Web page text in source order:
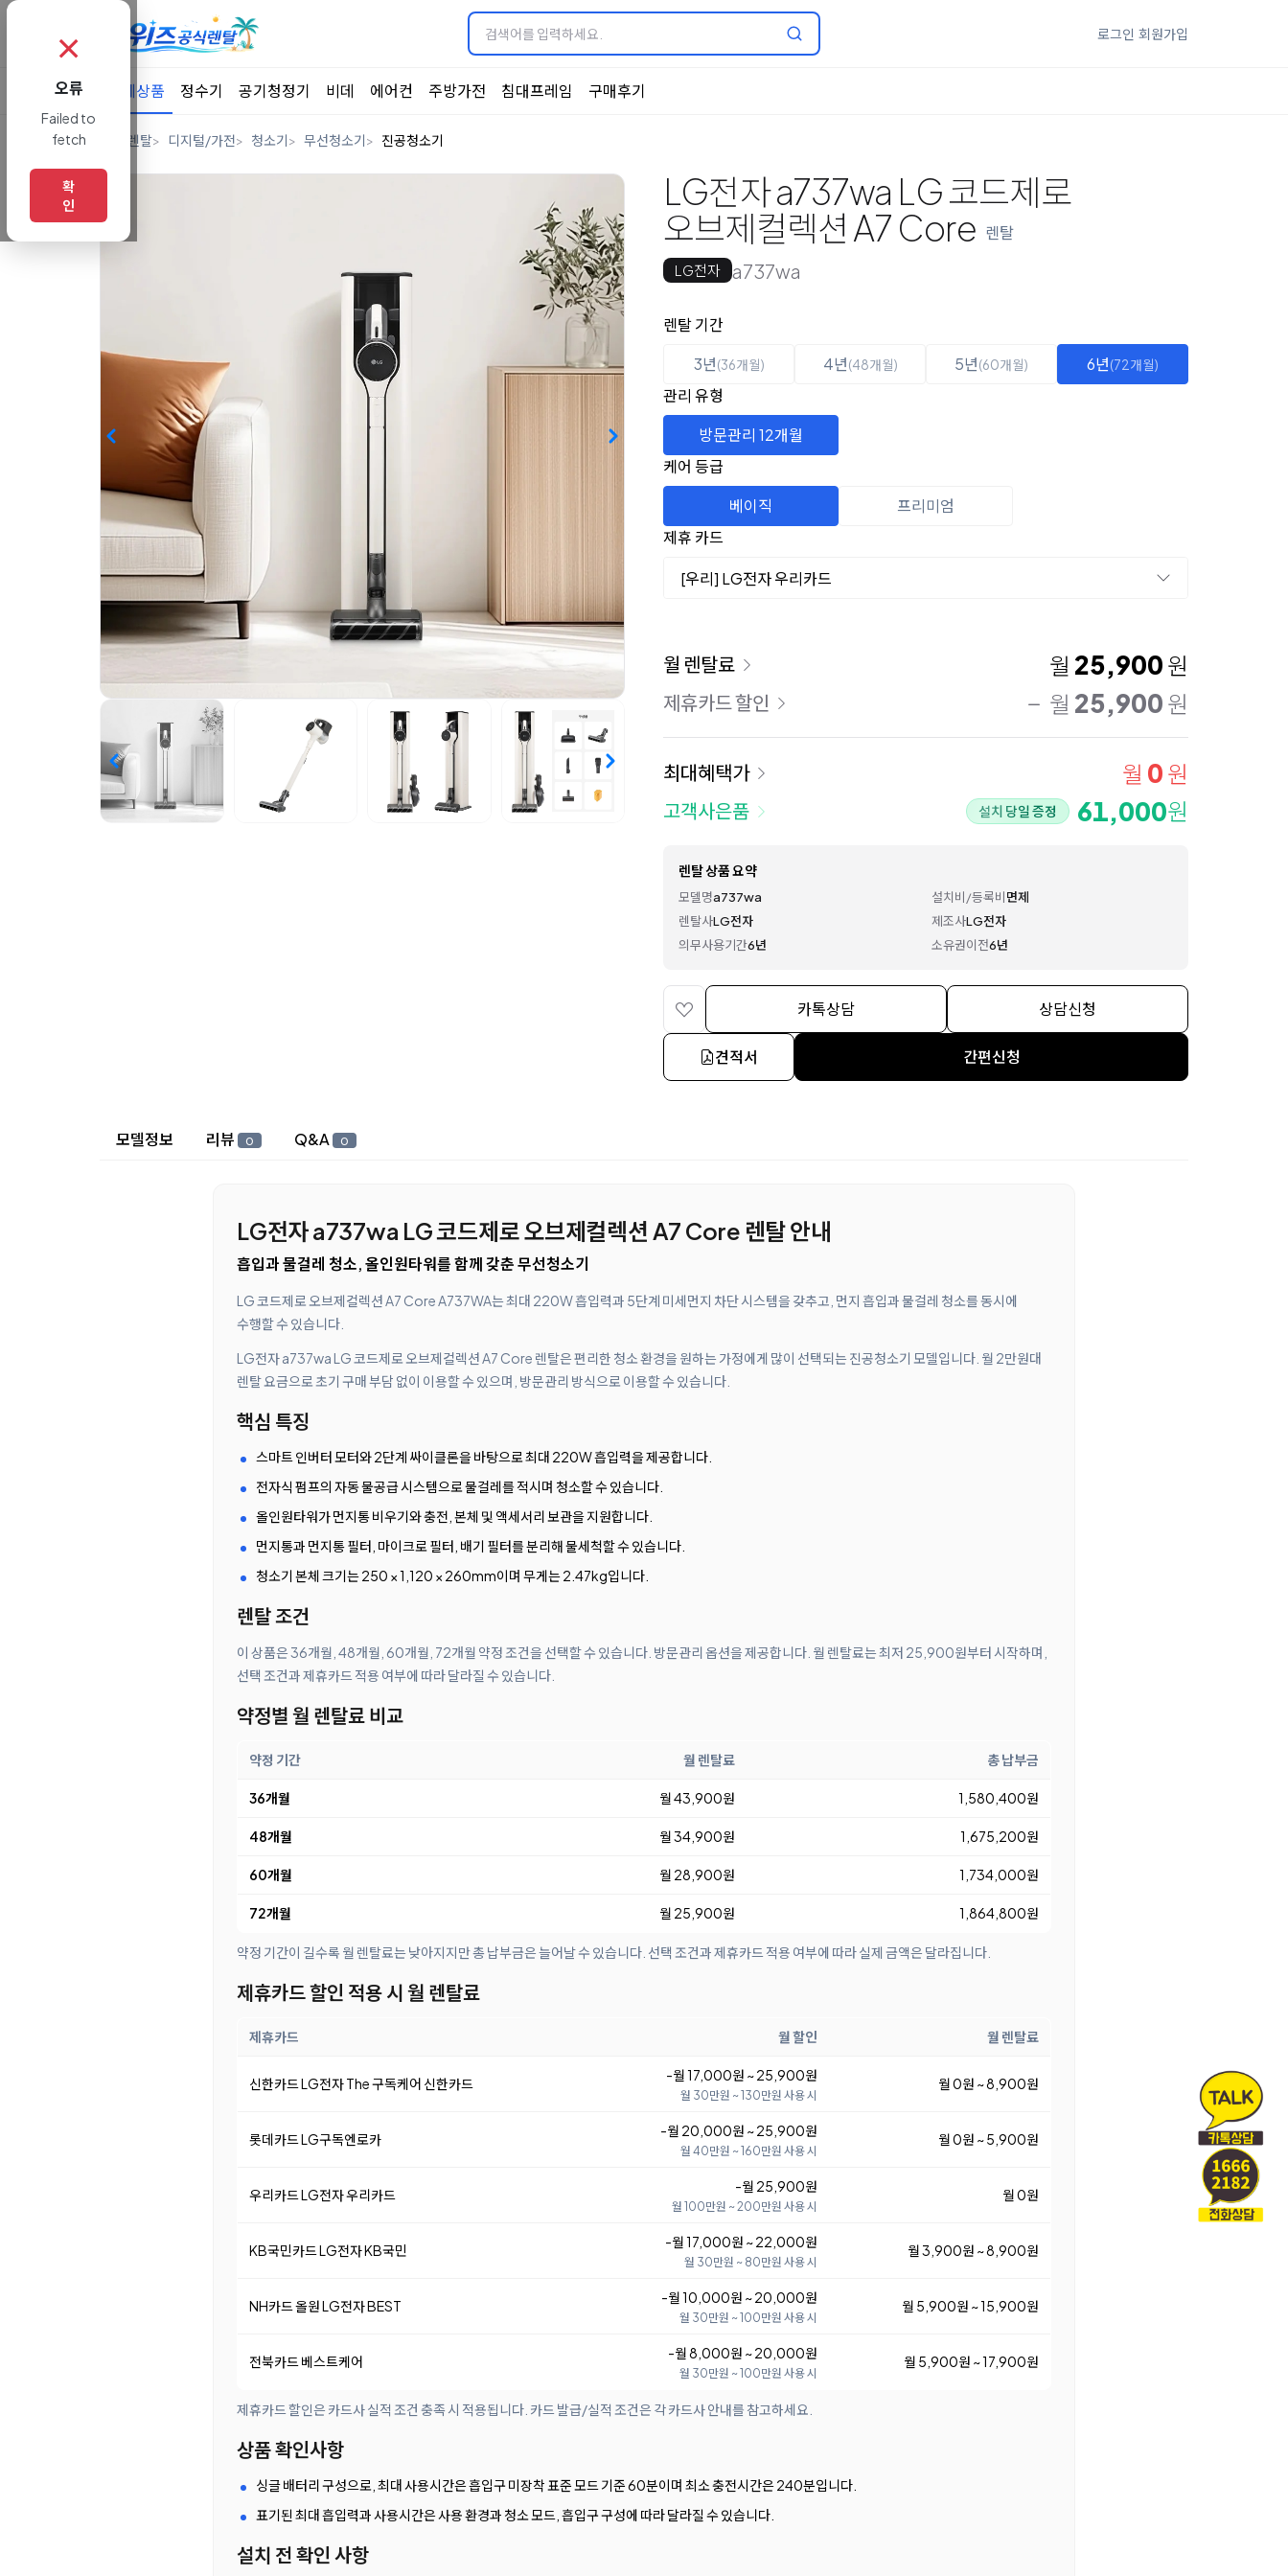
로그인 회원가입
전체상품 정수기 공기청정기 비데 에어컨 주방가전 침대프레임 구매후기
렌탈 디지털/가전 청소기 무선청소기 진공청소기
LG전자 a737wa LG 코드제로
오브제컬렉션 A7 Core 렌탈
LG전자 a737wa
옵션 선택
렌탈 선택
렌탈 기간
3년(36개월) 4년(48개월) 5년(60개월) 6년(72개월)
관리 유형
방문관리 12개월
케어 등급
베이직
프리미엄
제휴 카드
[우리] LG전자 우리카드
이용 요금
월 렌탈료 월 25,900 원
제휴카드 할인 월 25,900 원
최대혜택가 월 0 원
고객사은품 설치 당일 증정 61,000원
렌탈 상품 요약
모델명a737wa 설치비/등록비면제
렌탈사LG전자 제조사LG전자
의무사용기간6년 소유권이전6년
카톡상담 상담신청
견적서 간편신청
상세 정보
모델정보 리뷰 0 Q&A 0
LG전자 a737wa LG 코드제로 오브제컬렉션 A7 Core 렌탈 안내
흡입과 물걸레 청소, 올인원타워를 함께 갖춘 무선청소기
LG 코드제로 오브제컬렉션 A7 Core A737WA는 최대 220W 흡입력과 5단계 미세먼지 차단 시스템을 갖추고, 먼지 흡입과 물걸레 청소를 동시에
수행할 수 있습니다.
LG전자 a737wa LG 코드제로 오브제컬렉션 A7 Core 렌탈은 편리한 청소 환경을 원하는 가정에게 많이 선택되는 진공청소기 모델입니다. 월 2만원대
렌탈 요금으로 초기 구매 부담 없이 이용할 수 있으며, 방문관리 방식으로 이용할 수 있습니다.
핵심 특징
스마트 인버터 모터와 2단계 싸이클론을 바탕으로 최대 220W 흡입력을 제공합니다.
전자식 펌프의 자동 물공급 시스템으로 물걸레를 적시며 청소할 수 있습니다.
올인원타워가 먼지통 비우기와 충전, 본체 및 액세서리 보관을 지원합니다.
먼지통과 먼지통 필터, 마이크로 필터, 배기 필터를 분리해 물세척할 수 있습니다.
청소기 본체 크기는 250 × 1,120 × 260mm이며 무게는 2.47kg입니다.
렌탈 조건
이 상품은 36개월, 48개월, 60개월, 72개월 약정 조건을 선택할 수 있습니다. 방문관리 옵션을 제공합니다. 월 렌탈료는 최저 25,900원부터 시작하며,
선택 조건과 제휴카드 적용 여부에 따라 달라질 수 있습니다.
약정별 월 렌탈료 비교
약정 기간 월 렌탈료 총 납부금
36개월 월 43,900원 1,580,400원
48개월 월 34,900원 1,675,200원
60개월 월 28,900원 1,734,000원
72개월 월 25,900원 1,864,800원
약정 기간이 길수록 월 렌탈료는 낮아지지만 총 납부금은 늘어날 수 있습니다. 선택 조건과 제휴카드 적용 여부에 따라 실제 금액은 달라집니다.
제휴카드 할인 적용 시 월 렌탈료
제휴카드 월 할인 월 렌탈료
신한카드 LG전자 The 구독케어 신한카드 -월 17,000원 ~ 25,900원
월 30만원 ~ 130만원 사용 시
월 0원 ~ 8,900원
롯데카드 LG구독엔로카 -월 20,000원 ~ 25,900원
월 40만원 ~ 160만원 사용 시
월 0원 ~ 5,900원
우리카드 LG전자 우리카드 -월 25,900원
월 100만원 ~ 200만원 사용 시
월 0원
KB국민카드 LG전자 KB국민 -월 17,000원 ~ 22,000원
월 30만원 ~ 80만원 사용 시
월 3,900원 ~ 8,900원
NH카드 올원 LG전자 BEST -월 10,000원 ~ 20,000원
월 30만원 ~ 100만원 사용 시
월 5,900원 ~ 15,900원
전북카드 베스트케어 -월 8,000원 ~ 20,000원
월 30만원 ~ 100만원 사용 시
월 5,900원 ~ 17,900원
제휴카드 할인은 카드사 실적 조건 충족 시 적용됩니다. 카드 발급/실적 조건은 각 카드사 안내를 참고하세요.
상품 확인사항
싱글 배터리 구성으로, 최대 사용시간은 흡입구 미장착 표준 모드 기준 60분이며 최소 충전시간은 240분입니다.
표기된 최대 흡입력과 사용시간은 사용 환경과 청소 모드, 흡입구 구성에 따라 달라질 수 있습니다.
설치 전 확인 사항
✗
오류
Failed to
fetch
확
인